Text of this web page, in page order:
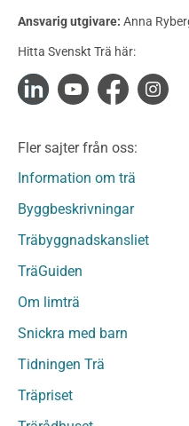
Konstruktionsvirke
Konstruktionsvirke
Konstruktionsvirke
Limträ
Fanerträ
Fanerträ Obehandlat
Träpanel och
Träpanel och
Trägolv
Sågat virke
Sågat virke Behandlat
Övriga träprodukter
Ansvarig utgivare: Anna
Hitta Svenskt Trä här:
Fler sajter från oss:
Information om trä
Byggbeskrivningar
Träbyggnadskansliet
TräGuiden
Om limträ
Snickra med barn
Tidningen Trä
Träpriset